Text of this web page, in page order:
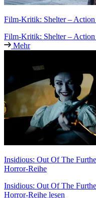
Film-Kritik: Shelter –
Film-Kritik: Shelter – Action
Mehr
Insidious: Out Of The
Horror-Reihe
Insidious: Out Of The
Horror-Reihe lesen